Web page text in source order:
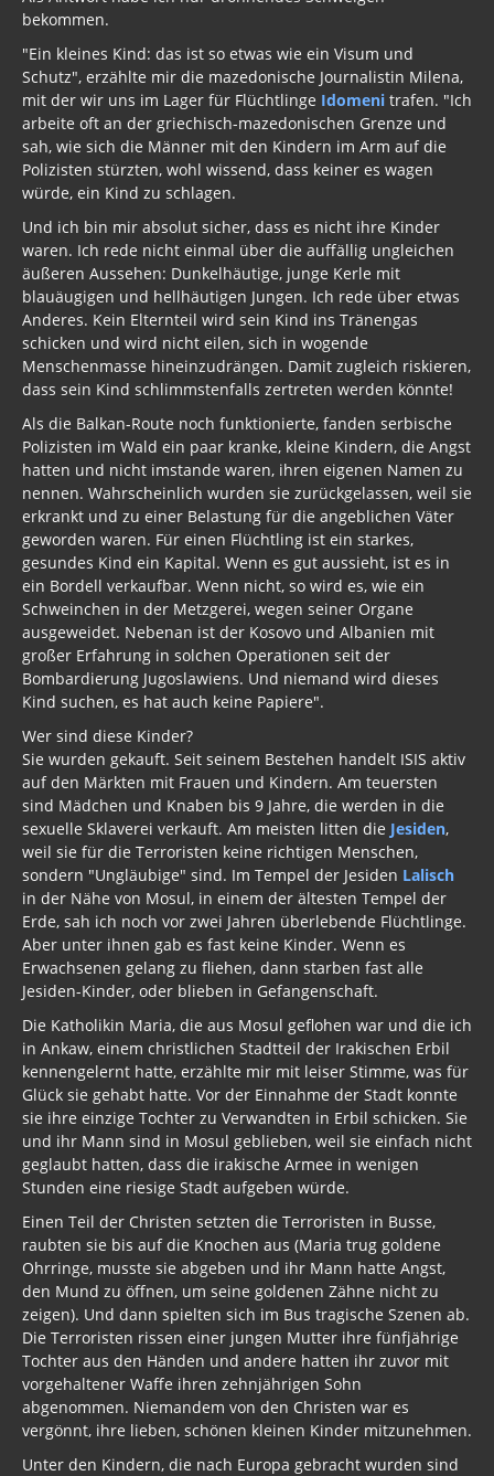
bekommen.
"Ein kleines Kind: das ist so etwas wie ein Visum und
Schutz", erzählte mir die mazedonische Journalistin Milena,
mit der wir uns im Lager für Flüchtlinge Idomeni trafen. "Ich
arbeite oft an der griechisch-mazedonischen Grenze und
sah, wie sich die Männer mit den Kindern im Arm auf die
Polizisten stürzten, wohl wissend, dass keiner es wagen
würde, ein Kind zu schlagen.
Und ich bin mir absolut sicher, dass es nicht ihre Kinder
waren. Ich rede nicht einmal über die auffällig ungleichen
äußeren Aussehen: Dunkelhäutige, junge Kerle mit
blauäugigen und hellhäutigen Jungen. Ich rede über etwas
Anderes. Kein Elternteil wird sein Kind ins Tränengas
schicken und wird nicht eilen, sich in wogende
Menschenmasse hineinzudrängen. Damit zugleich riskieren,
dass sein Kind schlimmstenfalls zertreten werden könnte!
Als die Balkan-Route noch funktionierte, fanden serbische
Polizisten im Wald ein paar kranke, kleine Kindern, die Angst
hatten und nicht imstande waren, ihren eigenen Namen zu
nennen. Wahrscheinlich wurden sie zurückgelassen, weil sie
erkrankt und zu einer Belastung für die angeblichen Väter
geworden waren. Für einen Flüchtling ist ein starkes,
gesundes Kind ein Kapital. Wenn es gut aussieht, ist es in
ein Bordell verkaufbar. Wenn nicht, so wird es, wie ein
Schweinchen in der Metzgerei, wegen seiner Organe
ausgeweidet. Nebenan ist der Kosovo und Albanien mit
großer Erfahrung in solchen Operationen seit der
Bombardierung Jugoslawiens. Und niemand wird dieses
Kind suchen, es hat auch keine Papiere".
Wer sind diese Kinder?
Sie wurden gekauft. Seit seinem Bestehen handelt ISIS aktiv
auf den Märkten mit Frauen und Kindern. Am teuersten
sind Mädchen und Knaben bis 9 Jahre, die werden in die
sexuelle Sklaverei verkauft. Am meisten litten die Jesiden,
weil sie für die Terroristen keine richtigen Menschen,
sondern "Ungläubige" sind. Im Tempel der Jesiden Lalisch
in der Nähe von Mosul, in einem der ältesten Tempel der
Erde, sah ich noch vor zwei Jahren überlebende Flüchtlinge.
Aber unter ihnen gab es fast keine Kinder. Wenn es
Erwachsenen gelang zu fliehen, dann starben fast alle
Jesiden-Kinder, oder blieben in Gefangenschaft.
Die Katholikin Maria, die aus Mosul geflohen war und die ich
in Ankaw, einem christlichen Stadtteil der Irakischen Erbil
kennengelernt hatte, erzählte mir mit leiser Stimme, was für
Glück sie gehabt hatte. Vor der Einnahme der Stadt konnte
sie ihre einzige Tochter zu Verwandten in Erbil schicken. Sie
und ihr Mann sind in Mosul geblieben, weil sie einfach nicht
geglaubt hatten, dass die irakische Armee in wenigen
Stunden eine riesige Stadt aufgeben würde.
Einen Teil der Christen setzten die Terroristen in Busse,
raubten sie bis auf die Knochen aus (Maria trug goldene
Ohrringe, musste sie abgeben und ihr Mann hatte Angst,
den Mund zu öffnen, um seine goldenen Zähne nicht zu
zeigen). Und dann spielten sich im Bus tragische Szenen ab.
Die Terroristen rissen einer jungen Mutter ihre fünfjährige
Tochter aus den Händen und andere hatten ihr zuvor mit
vorgehaltener Waffe ihren zehnjährigen Sohn
abgenommen. Niemandem von den Christen war es
vergönnt, ihre lieben, schönen kleinen Kinder mitzunehmen.
Unter den Kindern, die nach Europa gebracht wurden sind